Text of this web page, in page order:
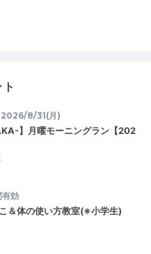
8/31(月)
】月曜モーニングラン【202
有効
＆体の使い方教室(※小学生)